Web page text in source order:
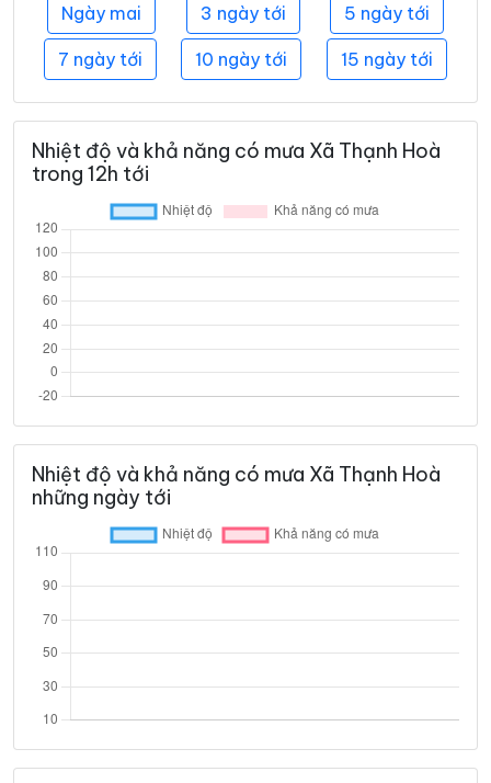
Ngày mai 3 ngày tới 5 ngày tới
7 ngày tới 10 ngày tới 15 ngày tới
Nhiệt độ và khả năng có mưa Xã Thạnh Hoà
trong 12h tới
Nhiệt độ và khả năng có mưa Xã Thạnh Hoà
những ngày tới